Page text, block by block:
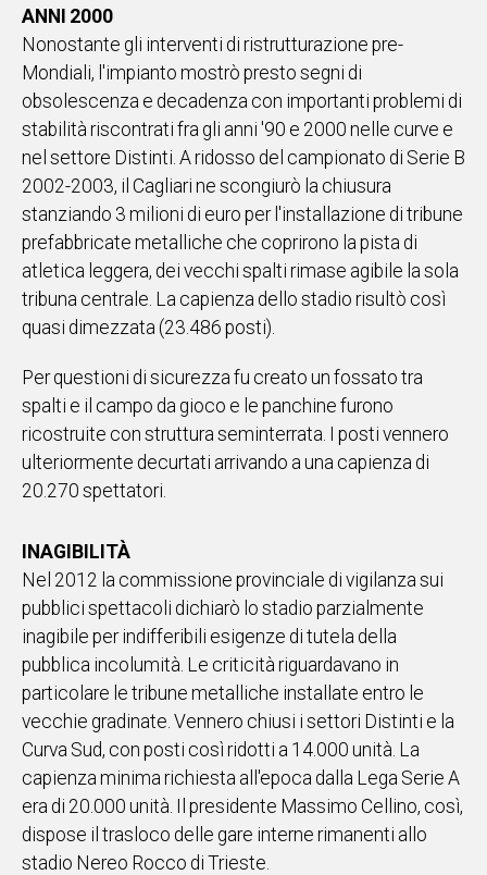
ANNI 2000
Nonostante gli interventi di ristrutturazione pre-
Mondiali, l'impianto mostrò presto segni di
obsolescenza e decadenza con importanti problemi di
stabilità riscontrati fra gli anni '90 e 2000 nelle curve e
nel settore Distinti. A ridosso del campionato di Serie B
2002-2003, il Cagliari ne scongiurò la chiusura
stanziando 3 milioni di euro per l'installazione di tribune
prefabbricate metalliche che coprirono la pista di
atletica leggera, dei vecchi spalti rimase agibile la sola
tribuna centrale. La capienza dello stadio risultò così
quasi dimezzata (23.486 posti).
Per questioni di sicurezza fu creato un fossato tra
spalti e il campo da gioco e le panchine furono
ricostruite con struttura seminterrata. I posti vennero
ulteriormente decurtati arrivando a una capienza di
20.270 spettatori.
INAGIBILITÀ
Nel 2012 la commissione provinciale di vigilanza sui
pubblici spettacoli dichiarò lo stadio parzialmente
inagibile per indifferibili esigenze di tutela della
pubblica incolumità. Le criticità riguardavano in
particolare le tribune metalliche installate entro le
vecchie gradinate. Vennero chiusi i settori Distinti e la
Curva Sud, con posti così ridotti a 14.000 unità. La
capienza minima richiesta all'epoca dalla Lega Serie A
era di 20.000 unità. Il presidente Massimo Cellino, così,
dispose il trasloco delle gare interne rimanenti allo
stadio Nereo Rocco di Trieste.